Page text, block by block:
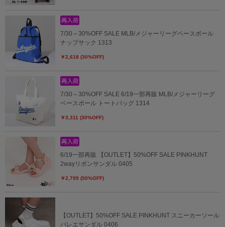
7/30～30%OFF SALE MLB/メジャーリーグベースボール
ナップサック 1313
￥2,618 (30%OFF)
7/30～30%OFF SALE 6/19一部再販 MLB/メジャーリーグ
ベースボール トートバッグ 1314
￥3,311 (30%OFF)
6/19一部再販 【OUTLET】50%OFF SALE PINKHUNT
2wayリボンサンダル 0405
￥2,799 (50%OFF)
【OUTLET】50%OFF SALE PINKHUNT スニーカーソール
バレエサンダル 0406